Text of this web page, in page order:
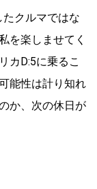
クルマではな
を楽しませてく
カD:5に乗るこ
能性は計り知れ
か、次の休日が